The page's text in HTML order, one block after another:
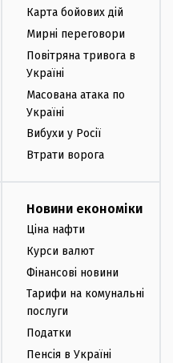
Карта бойових дій
Мирні переговори
Повітряна тривога в
Україні
Масована атака по
Україні
Вибухи у Росії
Втрати ворога
Новини економіки
Ціна нафти
Курси валют
Фінансові новини
Тарифи на комунальні
послуги
Податки
Пенсія в Україні